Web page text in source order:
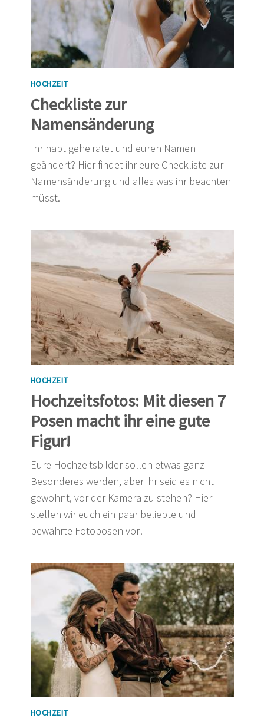
HOCHZEIT
Checkliste zur
Namensänderung
Ihr habt geheiratet und euren Namen
geändert? Hier findet ihr eure Checkliste zur
Namensänderung und alles was ihr beachten
müsst.
HOCHZEIT
Hochzeitsfotos: Mit diesen 7
Posen macht ihr eine gute
Figur!
Eure Hochzeitsbilder sollen etwas ganz
Besonderes werden, aber ihr seid es nicht
gewohnt, vor der Kamera zu stehen? Hier
stellen wir euch ein paar beliebte und
bewährte Fotoposen vor!
HOCHZEIT